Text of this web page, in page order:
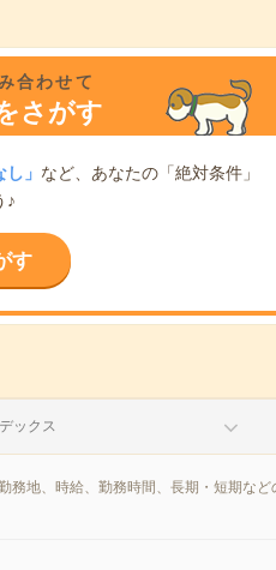
合わせて
さがす
」 など、あなたの「絶対条件」
♪
す
ックス
務地、時給、勤務時間、長期・短期など